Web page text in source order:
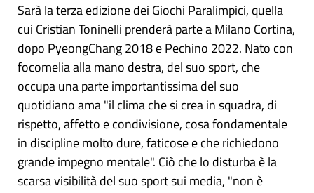
Sarà la terza edizione dei Giochi Paralimpici, quella
cui Cristian Toninelli prenderà parte a Milano Cortina,
dopo PyeongChang 2018 e Pechino 2022. Nato con
focomelia alla mano destra, del suo sport, che
occupa una parte importantissima del suo
quotidiano ama "il clima che si crea in squadra, di
rispetto, affetto e condivisione, cosa fondamentale
in discipline molto dure, faticose e che richiedono
grande impegno mentale". Ciò che lo disturba è la
scarsa visibilità del suo sport sui media, "non è